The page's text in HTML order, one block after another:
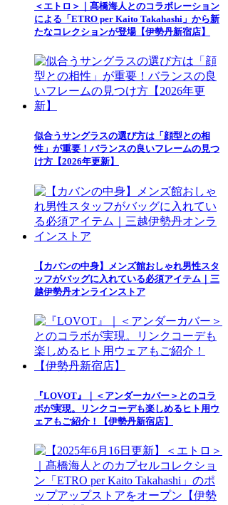
＜エトロ＞｜髙橋海人とのコラボレーション
による「ETRO per Kaito Takahashi」から新
たなコレクションが登場【伊勢丹新宿店】
似合うサングラスの選び方は「顔型との相
性」が重要！バランスの良いフレームの見つ
け方【2026年更新】
【カバンの中身】メンズ館おしゃれ男性スタ
ッフがバッグに入れている必須アイテム｜三
越伊勢丹オンラインストア
『LOVOT』｜＜アンダーカバー＞とのコラ
ボが実現。リンクコーデも楽しめるヒト用ウ
ェアもご紹介！【伊勢丹新宿店】